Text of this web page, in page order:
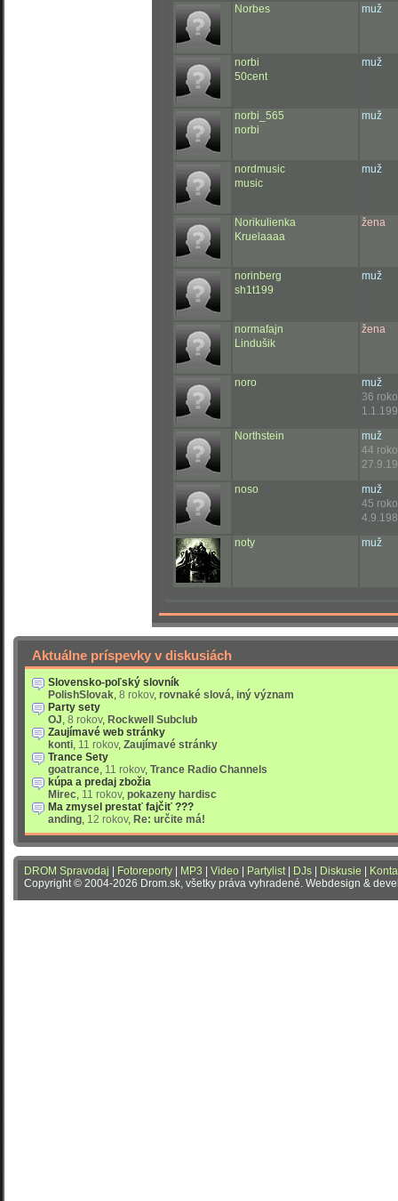
Norbes muž
norbi
50cent
muž
norbi_565
norbi
muž
nordmusic
music
muž
Norikulienka
Kruelaaaa
žena
norinberg
sh1t199
muž
normafajn
Lindušik
žena
noro
muž
36
Northstein
muž
44
noso
muž
45
noty
muž
Aktuálne príspevky v diskusiách
Slovensko-poľský slovník
PolishSlovak, 8 rokov, rovnaké slová, iný význam
Party sety
OJ, 8 rokov, Rockwell Subclub
Zaujímavé web stránky
konti, 11 rokov, Zaujímavé stránky
Trance Sety
goatrance, 11 rokov, Trance Radio Channels
kúpa a predaj zbožia
Mirec, 11 rokov, pokazeny hardisc
Ma zmysel prestať fajčiť ???
anding, 12 rokov, Re: určite má!
DROM Spravodaj Fotoreporty MP3 Video Partylist| DJs Diskusie
Copyright © 2004-2026 Drom.sk, všetky práva vyhradené. Webdesign &